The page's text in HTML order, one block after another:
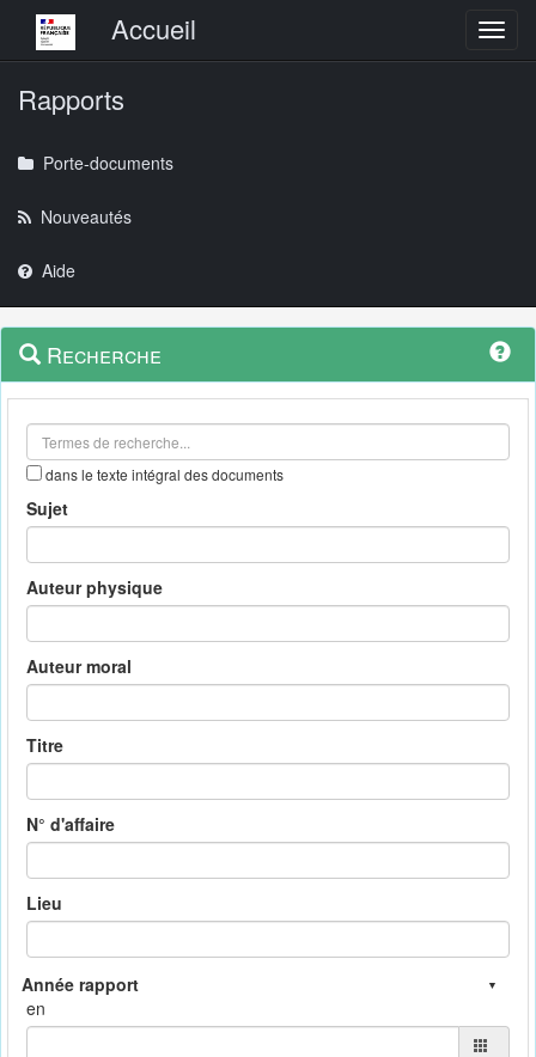
Menu principalAccueil
Rapports
Porte-documents
Nouveautés
Aide
Navigation
outils
Menu
contextuel
Recherche
dans le texte intégral des documents
Sujet
Auteur physique
Auteur moral
Titre
N° d'affaire
Lieu
en